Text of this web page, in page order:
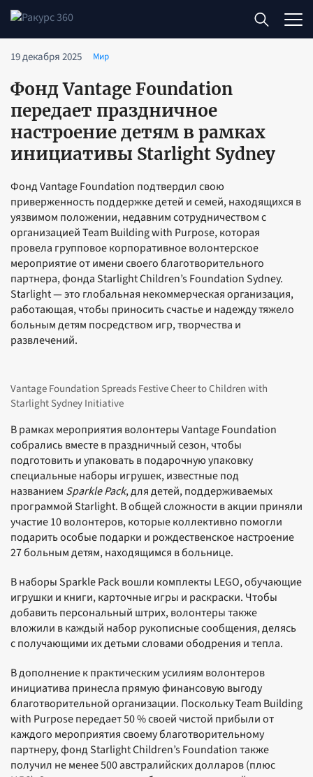
19 декабря 2025 Мир
Фонд Vantage Foundation
передает праздничное
настроение детям в рамках
инициативы Starlight Sydney
Фонд Vantage Foundation подтвердил свою
приверженность поддержке детей и семей, находящихся в
уязвимом положении, недавним сотрудничеством с
организацией Team Building with Purpose, которая
провела групповое корпоративное волонтерское
мероприятие от имени своего благотворительного
партнера, фонда Starlight Children’s Foundation Sydney.
Starlight — это глобальная некоммерческая организация,
работающая, чтобы приносить счастье и надежду тяжело
больным детям посредством игр, творчества и
развлечений.
Vantage Foundation Spreads Festive Cheer to Children with
Starlight Sydney Initiative
В рамках мероприятия волонтеры Vantage Foundation
собрались вместе в праздничный сезон, чтобы
подготовить и упаковать в подарочную упаковку
специальные наборы игрушек, известные под
названием Sparkle Pack, для детей, поддерживаемых
программой Starlight. В общей сложности в акции приняли
участие 10 волонтеров, которые коллективно помогли
подарить особые подарки и рождественское настроение
27 больным детям, находящимся в больнице.
В наборы Sparkle Pack вошли комплекты LEGO, обучающие
игрушки и книги, карточные игры и раскраски. Чтобы
добавить персональный штрих, волонтеры также
вложили в каждый набор рукописные сообщения, делясь
с получающими их детьми словами ободрения и тепла.
В дополнение к практическим усилиям волонтеров
инициатива принесла прямую финансовую выгоду
благотворительной организации. Поскольку Team Building
with Purpose передает 50 % своей чистой прибыли от
каждого мероприятия своему благотворительному
партнеру, фонд Starlight Children’s Foundation также
получил не менее 500 австралийских долларов (плюс